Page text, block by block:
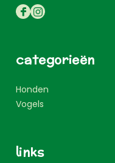
categorieën
Honden
Vogels
links